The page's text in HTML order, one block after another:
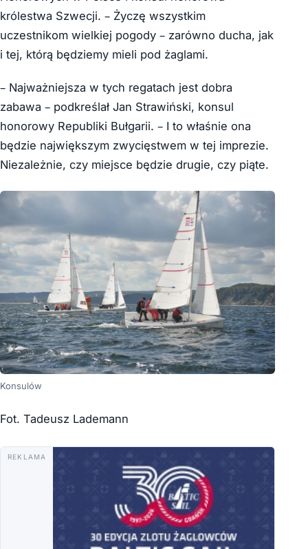
królestwa Szwecji. – Życzę wszystkim
uczestnikom wielkiej pogody – zarówno ducha, jak
i tej, którą będziemy mieli pod żaglami.
– Najważniejsza w tych regatach jest dobra
zabawa – podkreślał Jan Strawiński, konsul
honorowy Republiki Bułgarii. – I to właśnie ona
będzie największym zwycięstwem w tej imprezie.
Niezależnie, czy miejsce będzie drugie, czy piąte.
Konsulów
Fot. Tadeusz Lademann
REKLAMA